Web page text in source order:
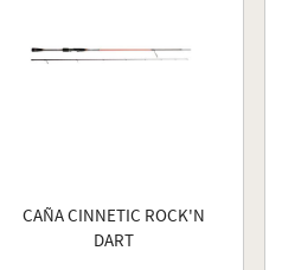
CAÑA CINNETIC ROCK'N
DART